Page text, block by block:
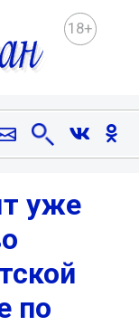
18+
уже
по